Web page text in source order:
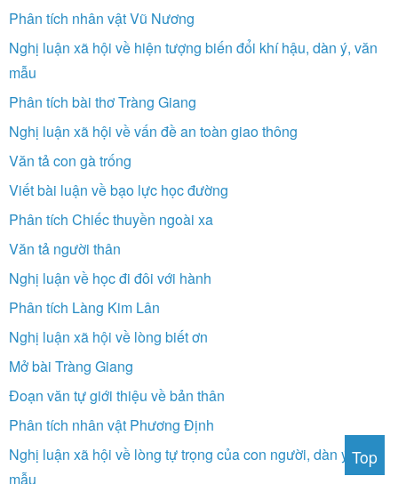
Phân tích nhân vật Vũ Nương
Nghị luận xã hội về hiện tượng biến đổi khí hậu, dàn ý, văn
mẫu
Phân tích bài thơ Tràng Giang
Nghị luận xã hội về vấn đề an toàn giao thông
Văn tả con gà trống
Viết bài luận về bạo lực học đường
Phân tích Chiếc thuyền ngoài xa
Văn tả người thân
Nghị luận về học đi đôi với hành
Phân tích Làng Kim Lân
Nghị luận xã hội về lòng biết ơn
Mở bài Tràng Giang
Đoạn văn tự giới thiệu về bản thân
Phân tích nhân vật Phương Định
Nghị luận xã hội về lòng tự trọng của con người, dàn ý, văn
mẫu
Top